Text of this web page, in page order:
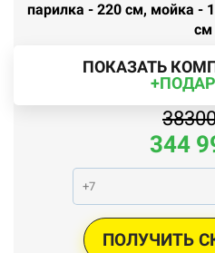
парилка - 220 см, мойка -
см
ПОКАЗАТЬ
344
ПОЛУЧИТЬ